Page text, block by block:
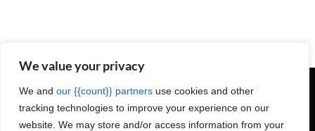
We value your privacy
We and our {{count}} partners use cookies and other
tracking technologies to improve your experience on our
website. We may store and/or access information from your
Projecta OY soomekeelsete sotsiaalmeedia kanalite lingid: